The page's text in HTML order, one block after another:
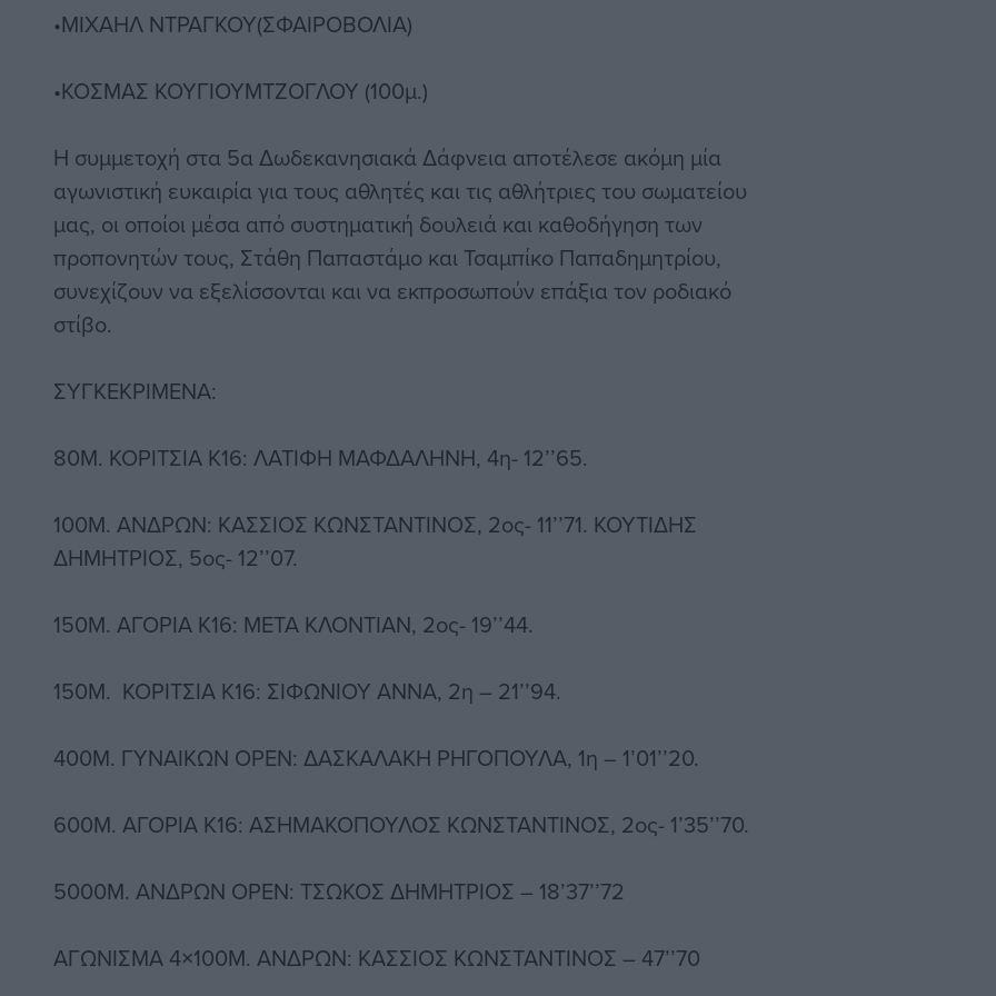
•ΜΙΧΑΗΛ ΝΤΡΑΓΚΟΥ(ΣΦΑΙΡΟΒΟΛΙΑ)
•ΚΟΣΜΑΣ ΚΟΥΓΙΟΥΜΤΖΟΓΛΟΥ (100μ.)
Η συμμετοχή στα 5α Δωδεκανησιακά Δάφνεια αποτέλεσε ακόμη μία
αγωνιστική ευκαιρία για τους αθλητές και τις αθλήτριες του σωματείου
μας, οι οποίοι μέσα από συστηματική δουλειά και καθοδήγηση των
προπονητών τους, Στάθη Παπαστάμο και Τσαμπίκο Παπαδημητρίου,
συνεχίζουν να εξελίσσονται και να εκπροσωπούν επάξια τον ροδιακό
στίβο.
ΣΥΓΚΕΚΡΙΜΕΝΑ:
80Μ. ΚΟΡΙΤΣΙΑ Κ16: ΛΑΤΙΦΗ ΜΑΦΔΑΛΗΝΗ, 4η- 12’’65.
100Μ. ΑΝΔΡΩΝ: ΚΑΣΣΙΟΣ ΚΩΝΣΤΑΝΤΙΝΟΣ, 2ος- 11’’71. ΚΟΥΤΙΔΗΣ
ΔΗΜΗΤΡΙΟΣ, 5ος- 12’’07.
150M. ΑΓΟΡΙΑ Κ16: ΜΕΤΑ ΚΛΟΝΤΙΑΝ, 2ος- 19’’44.
150Μ. ΚΟΡΙΤΣΙΑ Κ16: ΣΙΦΩΝΙΟΥ ΑΝΝΑ, 2η – 21’’94.
400Μ. ΓΥΝΑΙΚΩΝ OPEN: ΔΑΣΚΑΛΑΚΗ ΡΗΓΟΠΟΥΛΑ, 1η – 1’01’’20.
600Μ. ΑΓΟΡΙΑ Κ16: ΑΣΗΜΑΚΟΠΟΥΛΟΣ ΚΩΝΣΤΑΝΤΙΝΟΣ, 2ος- 1’35’’70.
5000Μ. ΑΝΔΡΩΝ OPEN: ΤΣΩΚΟΣ ΔΗΜΗΤΡΙΟΣ – 18’37’’72
ΑΓΩΝΙΣΜΑ 4×100Μ. ΑΝΔΡΩΝ: ΚΑΣΣΙΟΣ ΚΩΝΣΤΑΝΤΙΝΟΣ – 47’’70